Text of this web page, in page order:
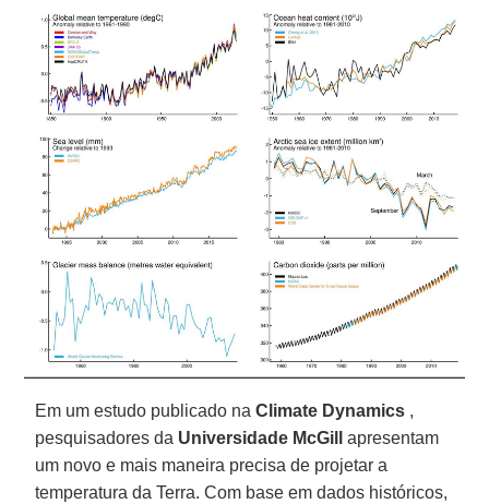
Em um estudo publicado naClimate Dynamics ,
pesquisadores da Universidade McGill
apresentam
um novo e mais maneira precisa de projetar a
temperatura da Terra. Com base em dados históricos,